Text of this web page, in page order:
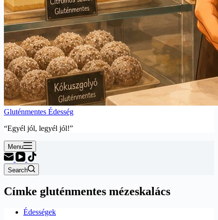
Gluténmentes Édesség
“Egyél jól, legyél jól!”
Menu
Search
Címke gluténmentes mézeskalács
Édességek